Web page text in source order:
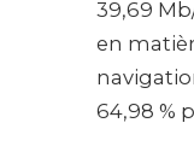
39,69
en
64,98 %